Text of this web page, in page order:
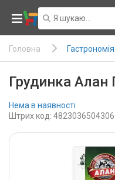
Головна Гастрономія
Грудинка Алан
Нема в наявності
Штрих код: 4823036504306